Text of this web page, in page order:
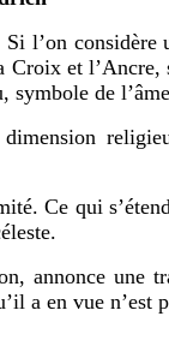
l’on considère
Croix et
symbole de
Ce qui
annonce une
a en vue n’est